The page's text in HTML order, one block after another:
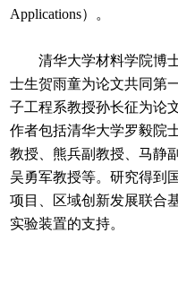
Applications）。
清华大学材料学院博
士生贺雨童为论文共同第
子工程系教授孙长征为论
作者包括清华大学罗毅院
教授、熊兵副教授、马静
吴勇军教授等。研究得到
项目、区域创新发展联合
实验装置的支持。